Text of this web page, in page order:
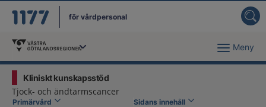
för vårdpersonal
Du har valt region Meny
Kliniskt kunskapsstöd
Tjock- och ändtarmscancer
Primärvård Sidans innehåll